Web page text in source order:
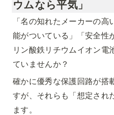
ウムなら平気」
「名の知れたメーカーの
能がついている」「安全性
リン酸鉄リチウムイオン電
ていませんか？
確かに優秀な保護回路が搭
すが、それらも「想定され
ます。